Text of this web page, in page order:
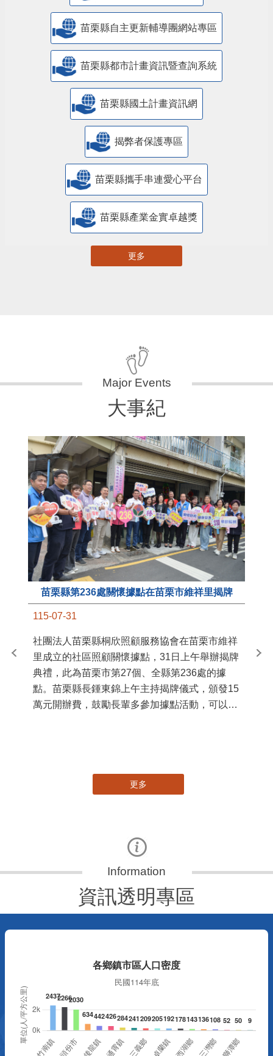
苗栗縣自主更新輔導團網站專區
苗栗縣都市計畫資訊暨查詢系統
苗栗縣國土計畫資訊網
揭弊者保護專區
苗栗縣攜手串連愛心平台
苗栗縣產業金實卓越獎
更多
大事紀
苗栗縣第236處關懷據點在苗栗市維祥里揭牌
115-07-31
社團法人苗栗縣桐欣照顧服務協會在苗栗市維祥
里成立的社區照顧關懷據點，31日上午舉辦揭牌
典禮，此為苗栗市第27個、全縣第236處的據
點。苗栗縣長鍾東錦上午主持揭牌儀式，頒發15
萬元開辦費，鼓勵長輩多參加據點活動，可以更
苗
更多
資訊透明專區